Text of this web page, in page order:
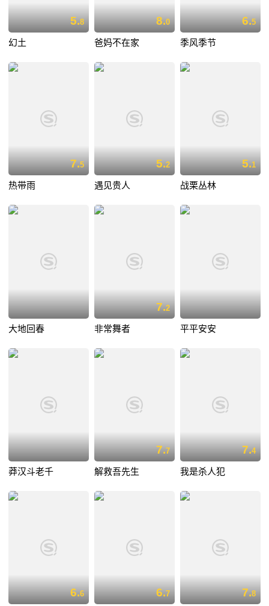
5.8
幻土
8.0
爸妈不在家
6.5
季风季节
7.5
热带雨
5.2
遇见贵人
5.1
战栗丛林
大地回春
7.2
非常舞者 平平安安
莽汉斗老千
7.7
解救吾先生
7.4
我是杀人犯
6.6 6.7 7.8